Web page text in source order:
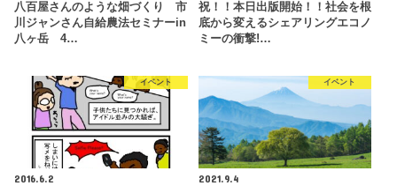
八百屋さんのような畑づくり 市
川ジャンさん自給農法セミナーin
八ヶ岳 4…
祝！！本日出版開始！！社会を根
底から変えるシェアリングエコノ
ミーの衝撃!…
イベント
2016.6.2
イベント
2021.9.4